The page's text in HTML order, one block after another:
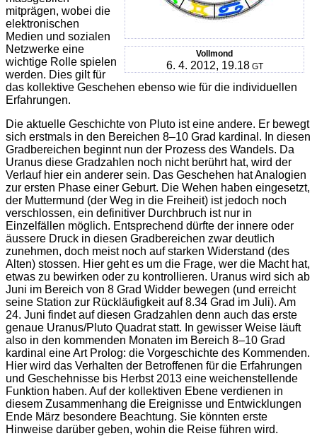
Vollmond
6. 4. 2012, 19.18GT
mitprägen, wobei die
elektronischen
Medien und sozialen
Netzwerke eine
wichtige Rolle spielen
werden. Dies gilt für
das kollektive Geschehen ebenso wie für die individuellen
Erfahrungen.
Die aktuelle Geschichte von Pluto ist eine andere. Er bewegt
sich erstmals in den Bereichen 8–10 Grad kardinal. In diesen
Gradbereichen beginnt nun der Prozess des Wandels. Da
Uranus diese Gradzahlen noch nicht berührt hat, wird der
Verlauf hier ein anderer sein. Das Geschehen hat Analogien
zur ersten Phase einer Geburt. Die Wehen haben eingesetzt,
der Muttermund (der Weg in die Freiheit) ist jedoch noch
verschlossen, ein defi­nitiver Durchbruch ist nur in
Einzelfällen möglich. Entsprechend dürfte der innere oder
äussere Druck in diesen Gradbereichen zwar deutlich
zunehmen, doch meist noch auf starken Widerstand (des
Alten) stossen. Hier geht es um die Frage, wer die Macht hat,
etwas zu bewirken oder zu kontrollieren. Uranus wird sich ab
Juni im Bereich von 8 Grad Widder bewegen (und erreicht
seine Station zur Rückläufigkeit auf 8.34 Grad im Juli). Am
24. Juni findet auf diesen Gradzahlen denn auch das erste
genaue Uranus/Pluto Quadrat statt. In gewisser Weise läuft
also in den kommenden Monaten im Bereich 8–10 Grad
kardinal eine Art Prolog: die Vorgeschichte des Kommenden.
Hier wird das Verhalten der Betroffenen für die Erfahrungen
und Geschehnisse bis Herbst 2013 eine weichenstellende
Funktion haben. Auf der kollektiven Ebene verdienen in
diesem Zusammenhang die Ereignisse und Entwicklungen
Ende März besondere Beachtung. Sie könnten erste
Hinweise darüber geben, wohin die Reise führen wird.